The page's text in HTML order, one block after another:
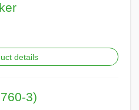
details
3)